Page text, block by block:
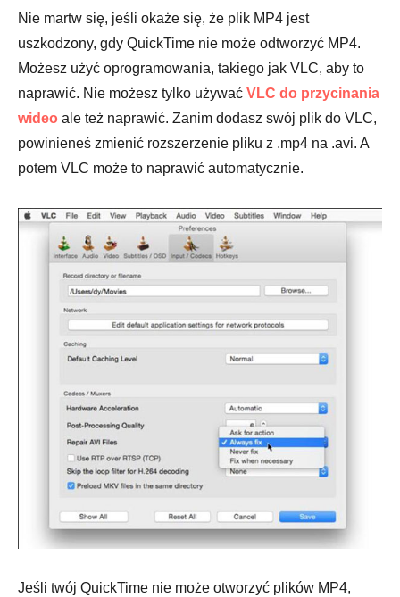
Krok 3.
Nie martw się, jeśli okaże się, że plik MP4 jest
uszkodzony, gdy QuickTime nie może odtworzyć MP4.
Możesz użyć oprogramowania, takiego jak VLC, aby to
naprawić. Nie możesz tylko używać VLC do przycinania
wideo ale też naprawić. Zanim dodasz swój plik do VLC,
powinieneś zmienić rozszerzenie pliku z .mp4 na .avi. A
potem VLC może to naprawić automatycznie.
Jeśli twój QuickTime nie może otworzyć plików MP4,